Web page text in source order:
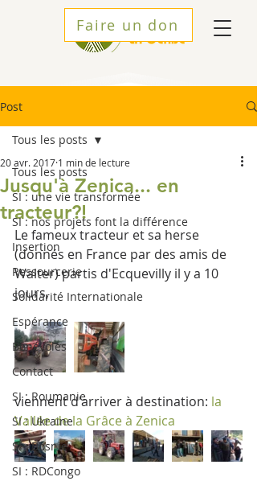
Faire un don
Post
Tous les posts
SI : une vie transformée
SI : nos projets font la différence
Insertion
Ressourcerie
Solidarité Internationale
Espérance
Bénévoles
Contact
SI : Roumanie
SI : Ukraine
SI : Bosnie
SI : RDCongo
Tous les posts
Jusqu'à Zenica... en
tracteur?!
20 avr. 2017 1 min de lecture
Le fameux tracteur et sa herse
(donnés en France par des amis de
Walter) partis d'Ecquevilly il y a 10
jours,
viennent d'arriver à destination: la
Vallée de la Grâce à Zenica